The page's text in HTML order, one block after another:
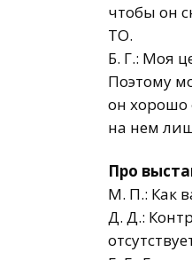
чтобы он
ТО.
Б. Г.: Моя
Поэтому
он хорошо
на нем
Про
М. П.: Как
Д. Д.: